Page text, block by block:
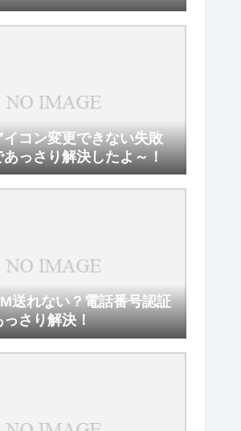
コン変更できない失敗
っさり解決したよ～！
送れない？電話番号認証
さり解決！